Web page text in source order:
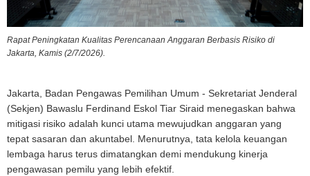
Rapat Peningkatan Kualitas Perencanaan Anggaran Berbasis Risiko di
Jakarta, Kamis (2/7/2026).
Jakarta, Badan Pengawas Pemilihan Umum - Sekretariat Jenderal
(Sekjen) Bawaslu Ferdinand Eskol Tiar Siraid menegaskan bahwa
mitigasi risiko adalah kunci utama mewujudkan anggaran yang
tepat sasaran dan akuntabel. Menurutnya, tata kelola keuangan
lembaga harus terus dimatangkan demi mendukung kinerja
pengawasan pemilu yang lebih efektif.